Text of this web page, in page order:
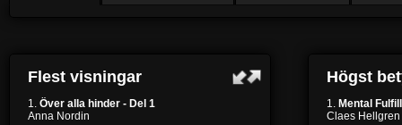
Flest visningar
1. Över alla hinder - Del 1
Anna Nordin
Högst
1. Mental
Claes Hellgren